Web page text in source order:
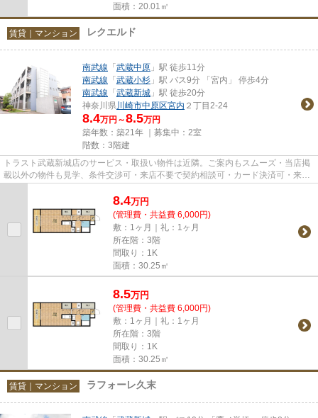
面積：20.01㎡
賃貸｜マンション レクエルド
南武線 「武蔵中原 」駅 徒歩11分
南武線 「武蔵小杉 」駅 バス9分 「宮内」 停歩4分
南武線 「武蔵新城 」駅 徒歩20分
神奈川県川崎市中原区宮内 ２丁目2-24
8.4万円～8.5万円
築年数：築21年 ｜募集中： 2室
階数：3階建
トラスト武蔵新城店のサービス・取扱い物件は近隣。ご案内もスムーズ・当店掲
載以外の物件も見学、条件交渉可・来店不要で契約相談可・カード決済可・来店
時無料駐車場有（要電話予約...
8.4万円
(管理費・共益費 6,000円)
敷：1ヶ月｜礼：1ヶ月
所在階：3階
間取り：1K
面積：30.25㎡
8.5万円
(管理費・共益費 6,000円)
敷：1ヶ月｜礼：1ヶ月
所在階：3階
間取り：1K
面積：30.25㎡
賃貸｜マンション ラフォーレ久末